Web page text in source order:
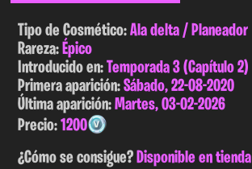
Tipo de Cosmético:Ala delta / Planeador
Rareza:Épico
Introducido en:Temporada 3 (Capítulo 2)
Primera aparición:Sábado, 22-08-2020
Última aparición:Martes, 03-02-2026
Precio:1200
¿Cómo se consigue?Disponible en tienda